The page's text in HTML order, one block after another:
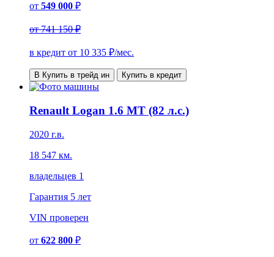
от 549 000 ₽
от741 150 ₽
в кредит от 10 335 ₽/мес.
В Купить в трейд ин Купить в кредит
Renault Logan 1.6 MT (82 л.с.)
2020 г.в.
18 547 км.
владельцев 1
Гарантия 5 лет
VIN проверен
от 622 800 ₽